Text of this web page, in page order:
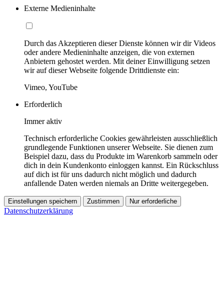
Externe Medieninhalte
Durch das Akzeptieren dieser Dienste können wir dir Videos
oder andere Medieninhalte anzeigen, die von externen
Anbietern gehostet werden. Mit deiner Einwilligung setzen
wir auf dieser Webseite folgende Drittdienste ein:
Vimeo, YouTube
Erforderlich
Immer aktiv
Technisch erforderliche Cookies gewährleisten ausschließlich
grundlegende Funktionen unserer Webseite. Sie dienen zum
Beispiel dazu, dass du Produkte im Warenkorb sammeln oder
dich in dein Kundenkonto einloggen kannst. Ein Rückschluss
auf dich ist für uns dadurch nicht möglich und dadurch
anfallende Daten werden niemals an Dritte weitergegeben.
Einstellungen speichern Zustimmen Nur erforderliche
Datenschutzerklärung